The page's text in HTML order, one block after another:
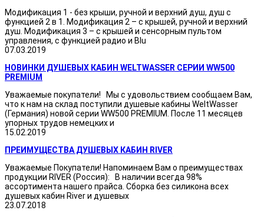
Модификация 1 - без крыши, ручной и верхний душ, душ с
функцией 2 в 1. Модификация 2 – с крышей, ручной и верхний
душ. Модификация 3 – с крышей и сенсорным пультом
управления, с функцией радио и Blu
07.03.2019
НОВИНКИ ДУШЕВЫХ КАБИН WELTWASSER СЕРИИ WW500
PREMIUM
Уважаемые покупатели! Мы с удовольствием сообщаем Вам,
что к нам на склад поступили душевые кабины WeltWasser
(Германия) новой серии WW500 PREMIUM. После 11 месяцев
упорных трудов немецких и
15.02.2019
ПРЕИМУЩЕСТВА ДУШЕВЫХ КАБИН RIVER
Уважаемые Покупатели! Напоминаем Вам о преимуществах
продукции RIVER (Россия): В наличии всегда 98%
ассортимента нашего прайса. Сборка без силикона всех
душевых кабин River и душевых
23.07.2018